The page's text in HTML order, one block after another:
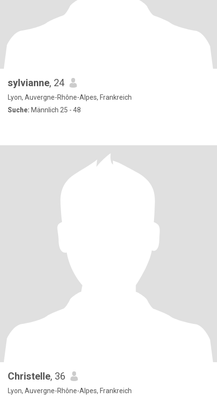
sylvianne, 24
Lyon, Auvergne-Rhône-Alpes, Frankreich
Suche: Männlich 25 - 48
Christelle, 36
Lyon, Auvergne-Rhône-Alpes, Frankreich